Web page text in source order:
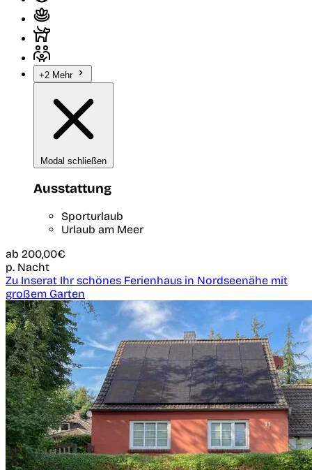
+2 Mehr
Modal schließen
Ausstattung
Sporturlaub
Urlaub am Meer
ab 200,00€
p. Nacht
Zu Inserat Ihr schönes Ferienhaus in Nordseenähe mit
großem Garten